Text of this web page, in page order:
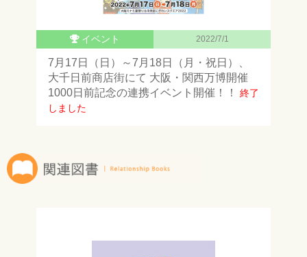
イベント 2022/7/1
7月17日（日）～7月18日（月・祝日）、
大千日前商店街にて 大阪・関西万博開催
1000日前記念の連携イベント開催！！
終了
しました